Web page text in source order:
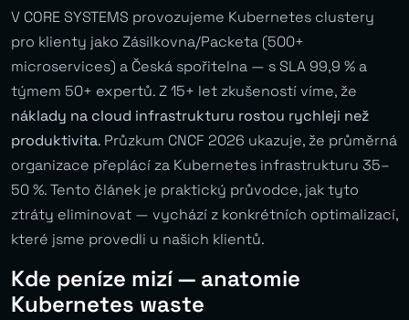
V CORE SYSTEMS provozujeme Kubernetes clustery
pro klienty jako Zásilkovna/Packeta (500+
microservices) a Česká spořitelna — s SLA 99,9 % a
týmem 50+ expertů. Z 15+ let zkušeností víme, že
náklady na cloud infrastrukturu rostou rychleji než
produktivita. Průzkum CNCF 2026 ukazuje, že průměrná
organizace přeplácí za Kubernetes infrastrukturu 35–
50 %. Tento článek je praktický průvodce, jak tyto
ztráty eliminovat — vychází z konkrétních optimalizací,
které jsme provedli u našich klientů.
Kde peníze mizí — anatomie
Kubernetes waste